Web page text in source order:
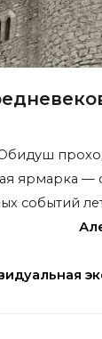
ярмарка —
событий